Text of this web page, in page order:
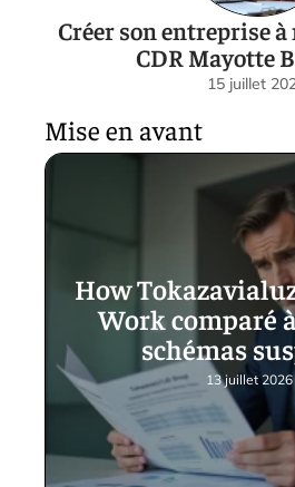
Créer son entreprise à
CDR Mayotte
15 juillet
Mise en avant
How
Work comparé
schémas
13 juillet 2026